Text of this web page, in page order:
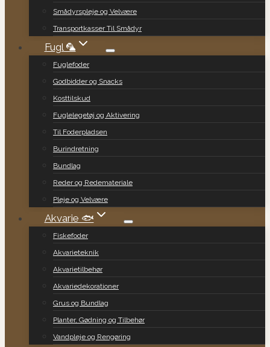
Smådyrspleje og Velvære
Transportkasser Til Smådyr
Fugl 🦜
Fuglefoder
Godbidder og Snacks
Kosttilskud
Fuglelegetøj og Aktivering
Til Foderpladsen
Burindretning
Bundlag
Reder og Redemateriale
Pleje og Velvære
Akvarie 🐟
Fiskefoder
Akvarieteknik
Akvarietilbehør
Akvariedekorationer
Grus og Bundlag
Planter, Gødning og Tilbehør
Vandpleje og Rengøring